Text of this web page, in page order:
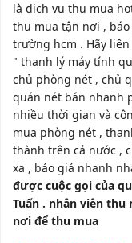
là dịch vụ thu mua
thu mua tận nơi ,
trường hcm . Hãy
" thanh lý máy tính
chủ phòng nét , chủ
quán nét bán nhanh
nhiều thời gian và
mua phòng nét ,
thành trên cả nước ,
xa , báo giá nhanh
được cuộc gọi của
Tuấn . nhân viên thu
nơi để thu mua